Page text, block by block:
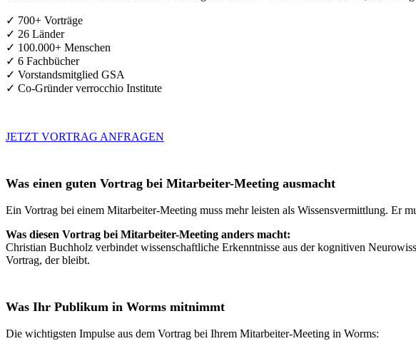
✓ 700+ Vorträge
✓ 26 Länder
✓ 100.000+ Menschen
✓ 6 Fachbücher
✓ Vorstandsmitglied GSA
✓ Co-Gründer verrocchio Institute
JETZT VORTRAG ANFRAGEN
Was einen guten Vortrag bei Mitarbeiter-Meeting ausmacht
Ein Vortrag bei einem Mitarbeiter-Meeting muss mehr leisten als Wissensvermittlung. Er
Was diesen Vortrag bei Mitarbeiter-Meeting anders macht:
Christian Buchholz verbindet wissenschaftliche Erkenntnisse aus der kognitiven
Vortrag, der bleibt.
Was Ihr Publikum in Worms mitnimmt
Die wichtigsten Impulse aus dem Vortrag bei Ihrem Mitarbeiter-Meeting in Worms: